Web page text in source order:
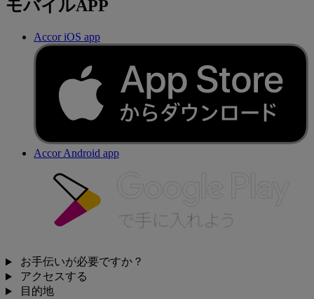
モバイルAPP
Accor iOS app
Accor Android app
お手伝いが必要ですか？
アクセスする
目的地